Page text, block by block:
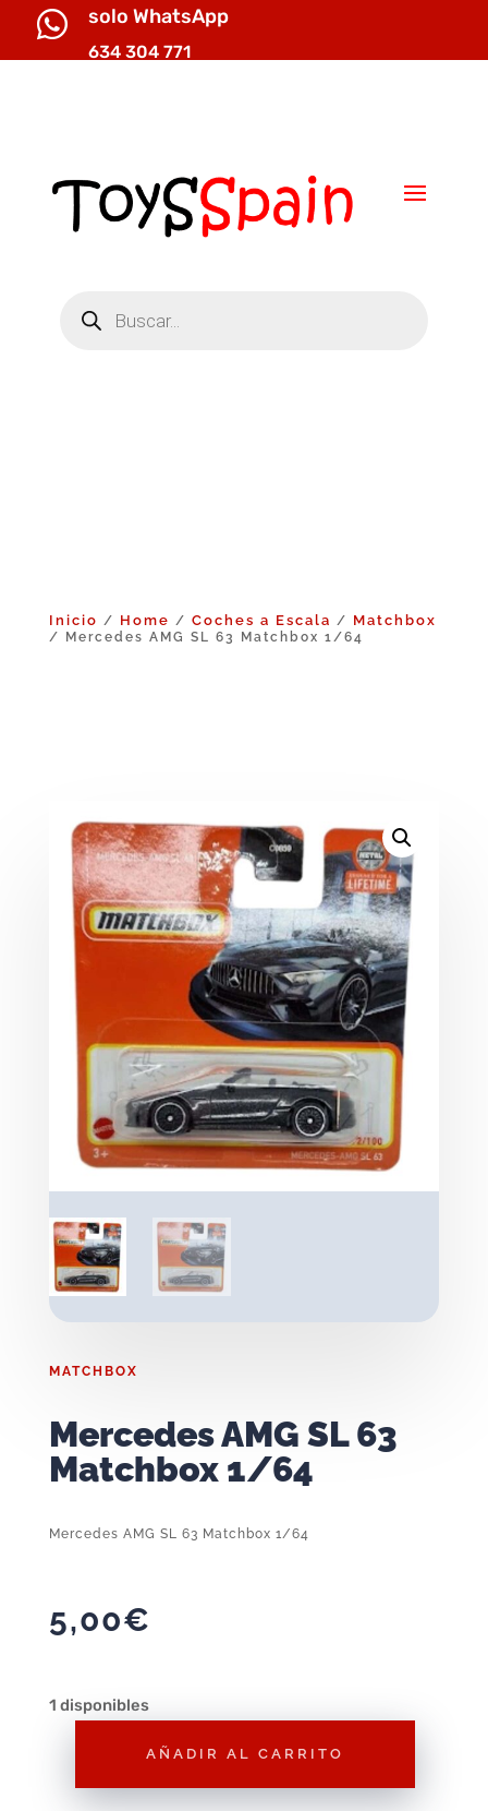
 solo WhatsApp
634 304 771
productos
Inicio / Home / Coches a Escala / Matchbox
/ Mercedes AMG SL 63 Matchbox 1/64
MATCHBOX
Mercedes AMG SL 63
Matchbox 1/64
Mercedes AMG SL 63 Matchbox 1/64
5,00€
1 disponibles
AÑADIR AL CARRITO